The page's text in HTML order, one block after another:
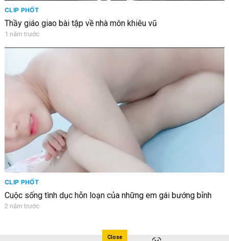
CLIP PHỐT
Thầy giáo giao bài tập về nhà môn khiêu vũ
1 năm trước
CLIP PHỐT
Cuộc sống tình dục hỗn loạn của những em gái bướng bỉnh
2 năm trước
Close